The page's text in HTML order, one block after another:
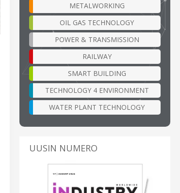
METALWORKING
OIL GAS TECHNOLOGY
POWER & TRANSMISSION
RAILWAY
SMART BUILDING
TECHNOLOGY 4 ENVIRONMENT
WATER PLANT TECHNOLOGY
UUSIN NUMERO